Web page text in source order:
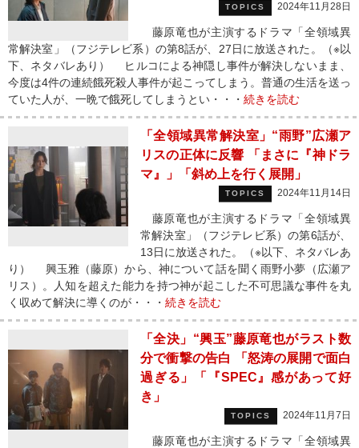
TOPICS 2024年11月28日
藤原竜也が主演するドラマ「全領域異
常解決室」（フジテレビ系）の第8話が、27日に放送された。（※以
下、ネタバレあり） ヒルコによる神隠し事件が解決しないまま、
今度は4件の連続餓死殺人事件が起こってしまう。普通の生活を送っ
ていた人が、一晩で餓死してしまうとい・・・ 続きを読む
「全領域異常解決室」“雨野”広瀬ア
リスの正体に反響 「まさに『神ドラ
マ』」「斜め上を行く展開」
TOPICS 2024年11月14日
藤原竜也が主演するドラマ「全領域異
常解決室」（フジテレビ系）の第6話が、
13日に放送された。（※以下、ネタバレあ
り） 興玉雅（藤原）から、神について話を聞く雨野小夢（広瀬ア
リス）。人知を超えた能力を持つ神が起こした不可思議な事件を丸
く収めて解決に導くのが・・・ 続きを読む
「全決」“興玉”藤原竜也がラスト数
分で衝撃の告白 「怒涛の展開で面白
過ぎる」「『SPEC』感があって好
き」
TOPICS 2024年11月7日
藤原竜也が主演するドラマ「全領域異